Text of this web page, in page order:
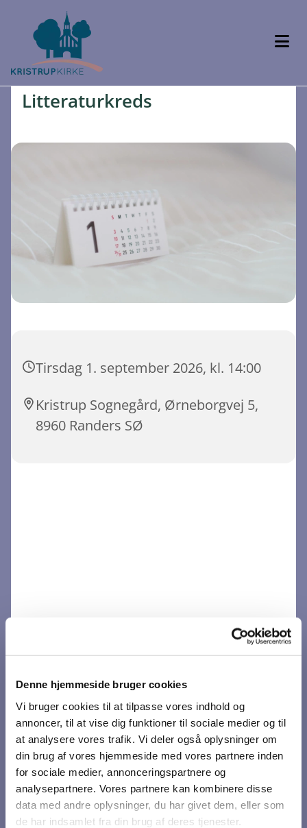
Denne hjemmeside bruger cookies
Vi bruger cookies til at tilpasse vores indhold og
annoncer, til at vise dig funktioner til sociale medier og til
at analysere vores trafik. Vi deler også oplysninger om
din brug af vores hjemmeside med vores partnere inden
for sociale medier, annonceringspartnere og
analysepartnere. Vores partnere kan kombinere disse
data med andre oplysninger, du har givet dem, eller som
de har indsamlet fra din brug af deres tjenester.
Litteraturkreds
Tirsdag 1. september 2026, kl. 14:00
Kristrup Sognegård, Ørneborgvej 5,
8960 Randers SØ
Du vil måske også kunne
lide...